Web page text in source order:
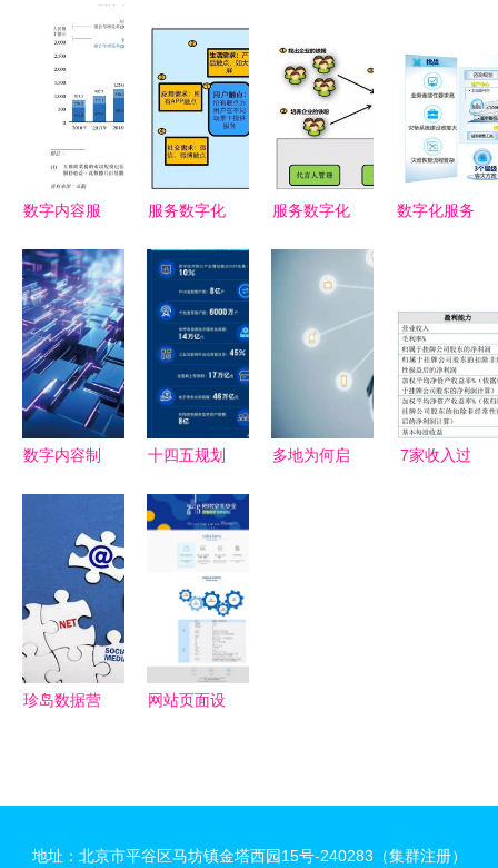
数字内容服
技递表港交
所 内容制
作与营销开
支的双重聚
焦
服务数字化
用户之水，
浇灌B端万
物之数字内
容制作服务
新生态
服务数字化
用户之水，
万物——数
字内容制作
与赋能
数字化服务
容制作服务
的核心价值
与实战应用
数字内容制
的核心引擎
十四五规划
济，电子签
名迎2022
年发展新机
——以“爱
签”为例看
数字内容制
多地为何启
7家收入过
珍岛数据营
网站页面设
地址：北京市平谷区马坊镇金塔西园15号-240283（集群注册）